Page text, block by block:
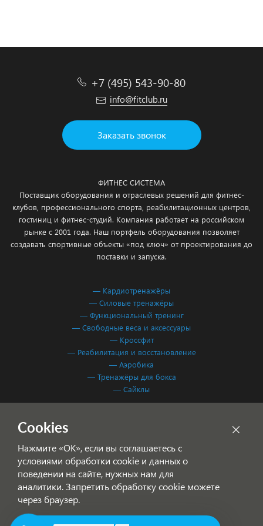
+7 (495) 543-90-80
info@fitclub.ru
Заказать звонок
ФИТНЕС СИСТЕМА
Поставщик оборудования и отраслевых решений для фитнес-
клубов, профессионального спорта, реабилитационных центров,
гостиниц и фитнес-студий. Компания работает на российском
рынке с 2001 года. Наш портфель оборудования позволяет
создавать спортивные объекты «под ключ» от проектирования до
поставки и запуска.
— Кардиотренажёры
— Силовые тренажёры
— Функциональный тренинг
— Свободные веса и аксессуары
— Кроссфит
— Реабилитация и восстановление
— Аэробика
— Тренажёры для бокса
— Сайклы
Согласие на обработку персональных данных
Cookies
Нажмите «ОК», если вы соглашаетесь с
условиями обработки cookie и данных о
поведении на сайте, нужных нам для
аналитики. Запретить обработку cookie можете
через браузер.